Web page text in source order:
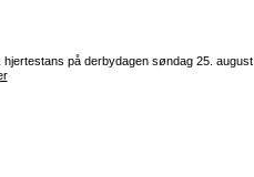
på derbydagen søndag 25. august.